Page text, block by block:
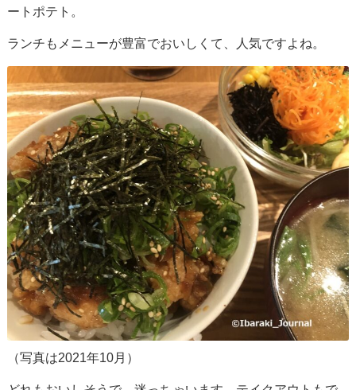
ートポテト。
ランチもメニューが豊富でおいしくて、人気ですよね。
（写真は2021年10月）